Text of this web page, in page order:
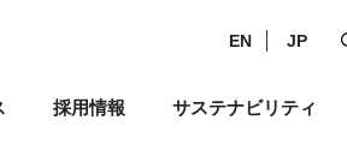
EN JP
採用情報 サステナビリティ